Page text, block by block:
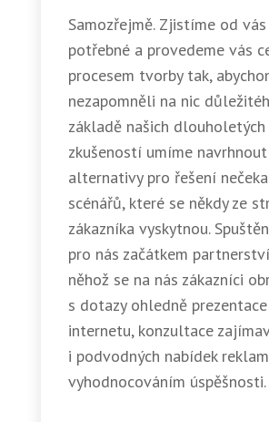
Samozřejmě. Zjistíme od
potřebné a provedeme vás
procesem tvorby tak,
nezapomněli na nic
základě našich dlouholetých
zkušeností umíme
alternativy pro řešení
scénářů, které se někdy ze
zákazníka vyskytnou.
pro nás začátkem
něhož se na nás zákazníci
s dotazy ohledně
internetu, konzultace
i podvodných nabídek
vyhodnocováním úspěšnosti.